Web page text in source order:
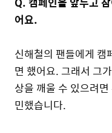
어요.
신해철의 팬들에게 캠
면 했어요. 그래서 그
상을 깨울 수 있으려
민했습니다.